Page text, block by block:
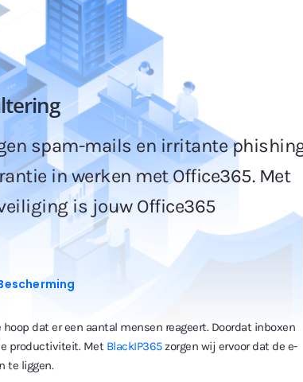
spam-mails en irritante
in werken met Office365. Met
is jouw Office365
dat er een aantal mensen reageert. Doordat inboxen
productiviteit. Met BlackIP365zorgen wij ervoor dat de e-
te liggen.